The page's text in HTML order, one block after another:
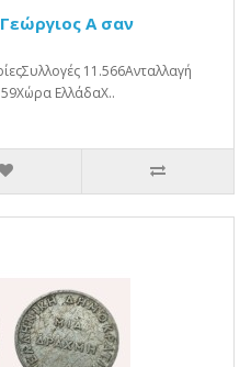
Α σαν
11.566Ανταλλαγή
ΕλλάδαΧ..